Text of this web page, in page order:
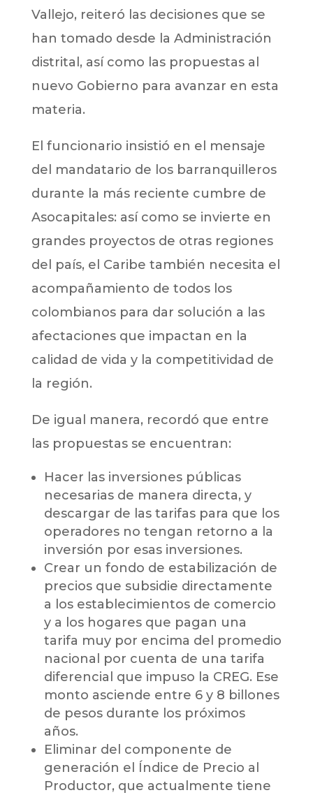
Vallejo, reiteró las decisiones que se
han tomado desde la Administración
distrital, así como las propuestas al
nuevo Gobierno para avanzar en esta
materia.
El funcionario insistió en el mensaje
del mandatario de los barranquilleros
durante la más reciente cumbre de
Asocapitales: así como se invierte en
grandes proyectos de otras regiones
del país, el Caribe también necesita el
acompañamiento de todos los
colombianos para dar solución a las
afectaciones que impactan en la
calidad de vida y la competitividad de
la región.
De igual manera, recordó que entre
las propuestas se encuentran:
Hacer las inversiones públicas
necesarias de manera directa, y
descargar de las tarifas para que los
operadores no tengan retorno a la
inversión por esas inversiones.
Crear un fondo de estabilización de
precios que subsidie directamente
a los establecimientos de comercio
y a los hogares que pagan una
tarifa muy por encima del promedio
nacional por cuenta de una tarifa
diferencial que impuso la CREG. Ese
monto asciende entre 6 y 8 billones
de pesos durante los próximos
años.
Eliminar del componente de
generación el Índice de Precio al
Productor, que actualmente tiene